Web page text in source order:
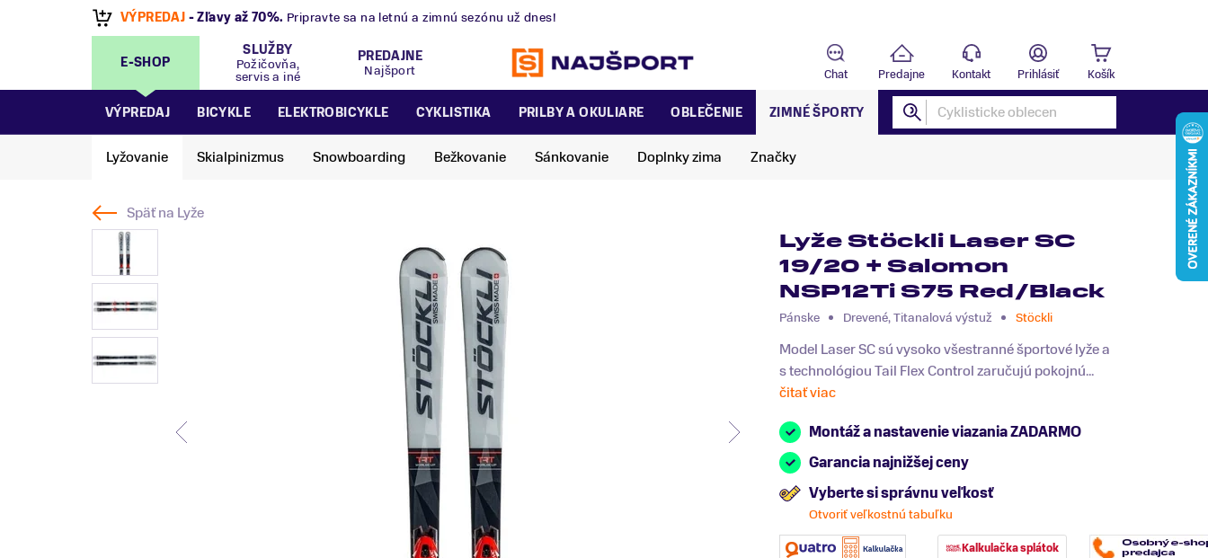
VÝPREDAJ - Zľavy až 70%. Pripravte sa na letnú a zimnú sezónu už dnes!
E-SHOP
SLUŽBY
Požičovňa,
servis a iné
PREDAJNE
Najšport
Chat Predajne Kontakt Prihlásiť Košík
VÝPREDAJ BICYKLE ELEKTROBICYKLE CYKLISTIKA PRILBY A OKULIARE OBLEČENIE ZIMNÉ ŠPORTY
Lyžovanie Skialpinizmus Snowboarding Bežkovanie Sánkovanie Doplnky zima Značky
Späť na Lyže
Lyže Stöckli Laser SC
19/20 + Salomon
NSP12Ti S75 Red/Black
Pánske Drevené, Titanalová výstuž Stöckli
Model Laser SC sú vysoko všestranné športové lyže a
s technológiou Tail Flex Control zaručujú pokojnú...
čitať viac
Montáž a nastavenie viazania ZADARMO
Garancia najnižšej ceny
Vyberte si správnu veľkosť
Otvoriť veľkostnú tabuľku
Kalkulačka splátok